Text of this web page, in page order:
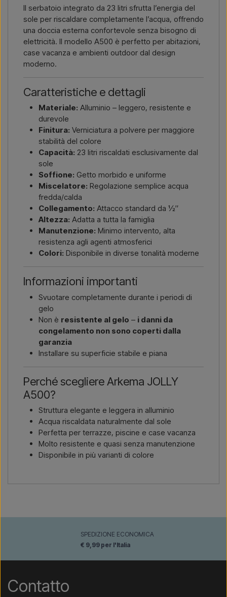
Il serbatoio integrato da 23 litri sfrutta l’energia del
sole per riscaldare completamente l’acqua, offrendo
una doccia esterna confortevole senza bisogno di
elettricità. Il modello A500 è perfetto per abitazioni,
case vacanza e ambienti outdoor dal design
moderno.
Caratteristiche e dettagli
Materiale: Alluminio – leggero, resistente e
durevole
Finitura: Verniciatura a polvere per maggiore
stabilità del colore
Capacità: 23 litri riscaldati esclusivamente dal
sole
Soffione: Getto morbido e uniforme
Miscelatore: Regolazione semplice acqua
fredda/calda
Collegamento: Attacco standard da ½″
Altezza: Adatta a tutta la famiglia
Manutenzione: Minimo intervento, alta
resistenza agli agenti atmosferici
Colori: Disponibile in diverse tonalità moderne
Informazioni importanti
Svuotare completamente durante i periodi di
gelo
Non è resistente al gelo – i danni da
congelamento non sono coperti dalla
garanzia
Installare su superficie stabile e piana
Perché scegliere Arkema JOLLY
A500?
Struttura elegante e leggera in alluminio
Acqua riscaldata naturalmente dal sole
Perfetta per terrazze, piscine e case vacanza
Molto resistente e quasi senza manutenzione
Disponibile in più varianti di colore
SPEDIZIONE ECONOMICA
€ 9,99 per l'Italia
Contatto